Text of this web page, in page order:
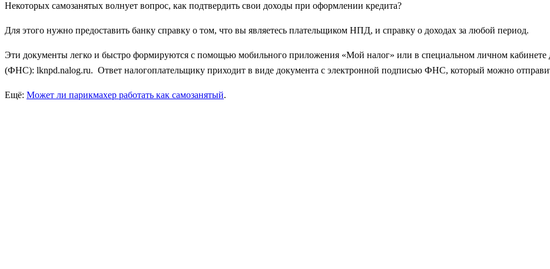
Некоторых самозанятых волнует вопрос, как подтвердить свои доходы при оформлении кредита?
Для этого нужно предоставить банку справку о том, что вы являетесь плательщиком НПД, и справку о доходах за любой период.
Эти документы легко и быстро формируются с помощью мобильного приложения «Мой налог» или в специальном личном кабинете
(ФНС): lknpd.nalog.ru. Ответ налогоплательщику приходит в виде документа с электронной подписью ФНС, который можно
Ещё: Может ли парикмахер работать как самозанятый.